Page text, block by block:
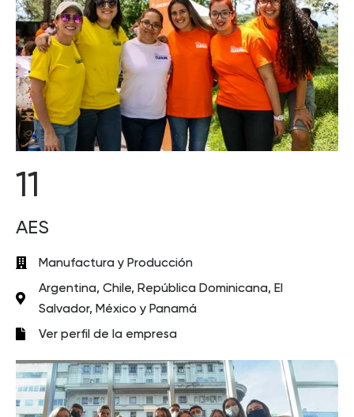
11
AES
Manufactura y Producción
Argentina, Chile, República Dominicana, El
Salvador, México y Panamá
Ver perfil de la empresa